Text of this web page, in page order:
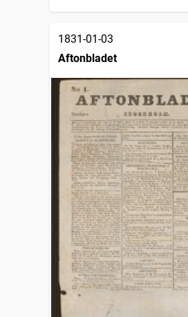
1831-01-03
Aftonbladet